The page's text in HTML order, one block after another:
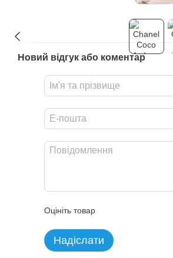
Новий відгук або коментар
Оцініть товар
Надіслати